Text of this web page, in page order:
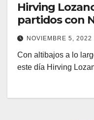
Hirving
partidos con
NOVIEMBRE 5, 2022
Con altibajos a lo
este día Hirving